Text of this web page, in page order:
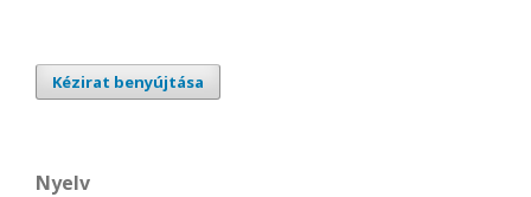
Kézirat benyújtása
Nyelv